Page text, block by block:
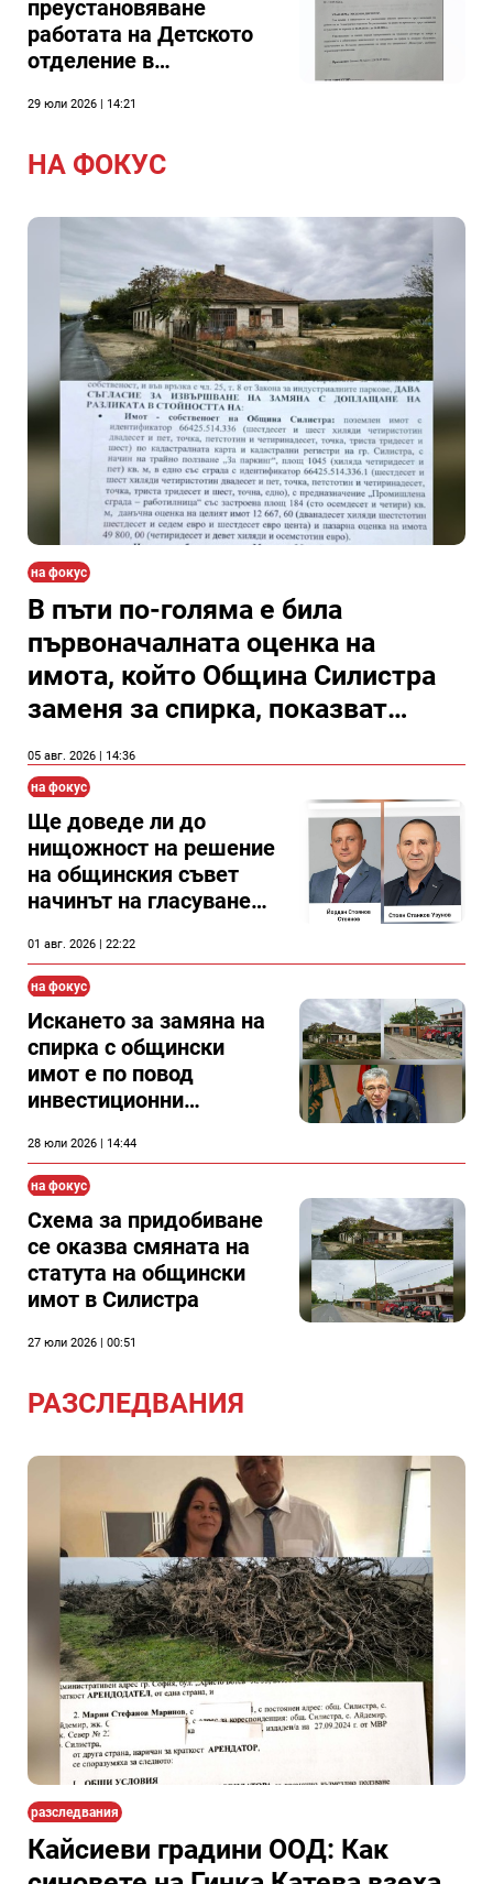
преустановяване
работата на Детското
отделение в
болница
29 юли 2026 | 14:21
НА ФОКУС
на фокус
В пъти по-голяма е била
първоначалната оценка на
имота, който Община Силистра
заменя за спирка, показват
05 авг. 2026 | 14:36
на фокус
Ще доведе ли до
нищожност на решение
на общинския съвет
начинът на гласуване
Силистра?
01 авг. 2026 | 22:22
на фокус
Искането за замяна на
спирка с общински
имот е по повод
инвестиционни
председателя на
Общински съвет
Силистра
28 юли 2026 | 14:44
на фокус
Схема за придобиване
се оказва смяната на
статута на общински
имот в Силистра
27 юли 2026 | 00:51
РАЗСЛЕДВАНИЯ
разследвания
Кайсиеви градини ООД: Как